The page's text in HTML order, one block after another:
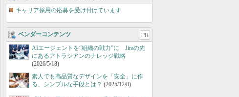
キャリア採用の応募を受け付けています
ベンダーコンテンツ PR
AIエージェントを“組織の戦力”に Jiraの先
にあるアトラシアンのナレッジ戦略
(2026/5/18)
素人でも高品質なデザインを「安全」に作
る、シンプルな手段とは？ (2025/12/8)